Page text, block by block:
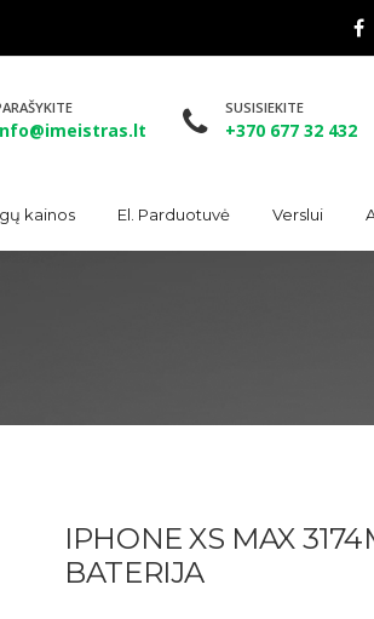
SUSISIEKITE
+370 677 32 432
kainos El. Parduotuvė Verslui
IPHONE XS MAX
BATERIJA